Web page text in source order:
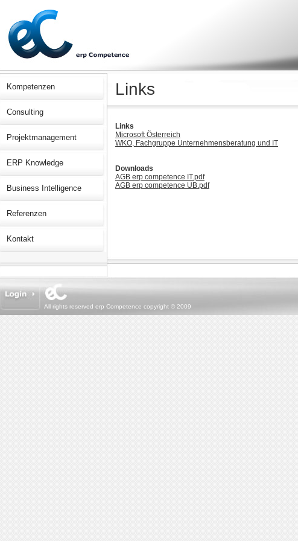
Kompetenzen
Consulting
Projektmanagement
ERP Knowledge
Business Intelligence
Referenzen
Kontakt
Links
Links
Microsoft Österreich
WKO, Fachgruppe Unternehmensberatung und IT
Downloads
AGB erp competence IT.pdf
AGB erp competence UB.pdf
All rights reserved erp Competence copyright © 2009